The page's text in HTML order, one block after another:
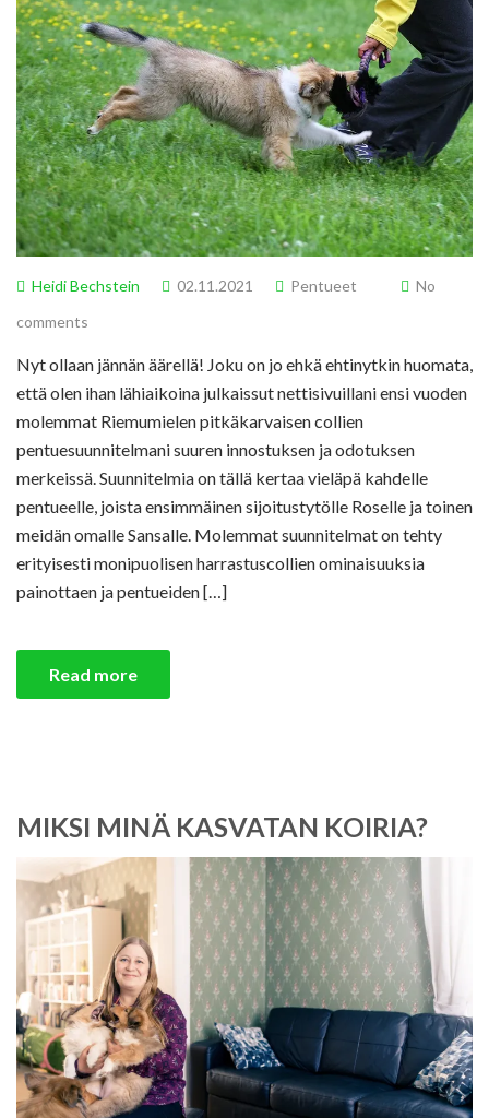
Heidi Bechstein 02.11.2021 Pentueet
No
comments
Nyt ollaan jännän äärellä! Joku on jo ehkä ehtinytkin huomata,
että olen ihan lähiaikoina julkaissut nettisivuillani ensi vuoden
molemmat Riemumielen pitkäkarvaisen collien
pentuesuunnitelmani suuren innostuksen ja odotuksen
merkeissä. Suunnitelmia on tällä kertaa vieläpä kahdelle
pentueelle, joista ensimmäinen sijoitustytölle Roselle ja toinen
meidän omalle Sansalle. Molemmat suunnitelmat on tehty
erityisesti monipuolisen harrastuscollien ominaisuuksia
painottaen ja pentueiden […]
Read more
MIKSI MINÄ KASVATAN KOIRIA?